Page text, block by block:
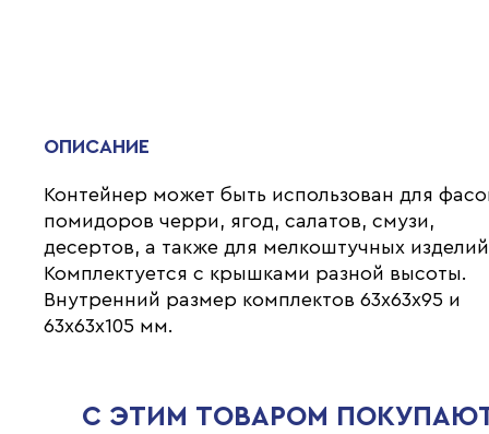
ОПИСАНИЕ
Контейнер может быть использован для
помидоров черри, ягод, салатов, смузи,
десертов, а также для мелкоштучных
Комплектуется с крышками разной высоты.
Внутренний размер комплектов 63х63х95 и
63х63х105 мм.
С ЭТИМ ТОВАРОМ